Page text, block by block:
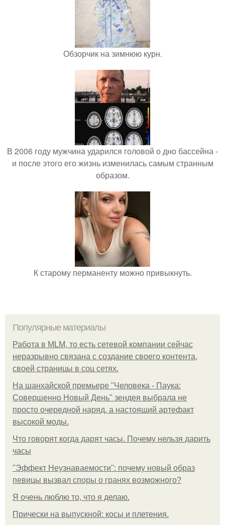
Обзорчик на зимнюю курн.
В 2006 году мужчина ударился головой о дно бассейна -
и после этого его жизнь изменилась самым странным
образом.
К старому перманенту можно привыкнуть.
Популярные материалы
Работа в MLM, то есть сетевой компании сейчас
неразрывно связана с создание своего контента,
своей страницы в соц сетях.
На шанхайской премьере "Человека - Паука:
Совершенно Новый День" зендея выбрала не
просто очередной наряд, а настоящий артефакт
высокой моды.
Что говорят когда дарят часы. Почему нельзя дарить
часы
"Эффект Неузнаваемости": почему новый образ
певицы вызвал споры о гранях возможного?
Я очень люблю то, что я делаю.
Прически на выпускной: косы и плетения.